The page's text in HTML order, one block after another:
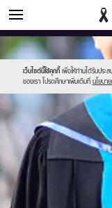
ข่าวบันเทิง
เว็บไซต์นี้ใช้คุกกี้ เพื่อให้ท่านได้รับประ
ของเรา โปรดศึกษาเพิ่มเติมที่ นโยบา
Sanook
//s.isanook.com/sr/0/
new-
sanook.png
600
60
//s.isanook.com/ns/0/
01.jpg